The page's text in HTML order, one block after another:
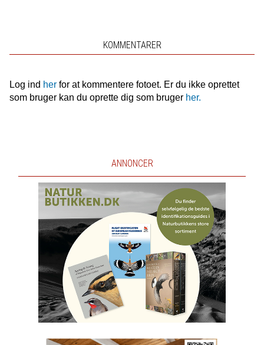
KOMMENTARER
Log ind herfor at kommentere fotoet. Er du ikke oprettet
som bruger kan du oprette dig som bruger her.
ANNONCER